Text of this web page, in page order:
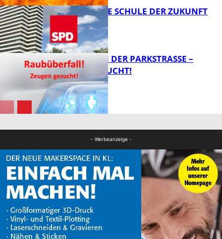
FB News
WIE SIEHT DIE SCHULE DER ZUKUNFT
AUS?
ÜBERFALL IN DER PARKSTRASSE – Z
EUGEN GESUCHT!
- Werbeanzeige -